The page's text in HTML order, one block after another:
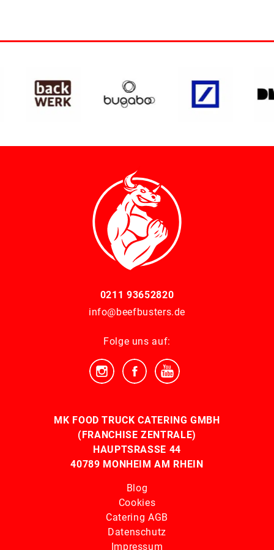
0211 93652820
info@beefbusters.de
Folge uns auf:
MK FOOD TRUCK CATERING GMBH
(FRANCHISE ZENTRALE)
HAUPTSRASSE 44
40789 MONHEIM AM RHEIN
Blog
Cookies
Catering AGB
Datenschutz
Impressum